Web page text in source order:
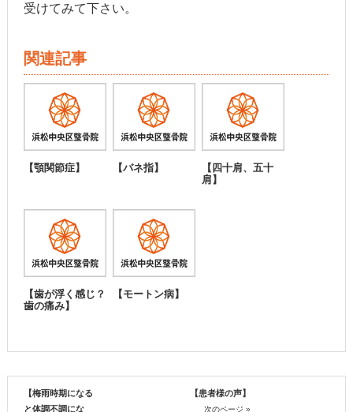
受けてみて下さい。
関連記事
【顎関節症】 【バネ指】
【四十肩、五十
肩】
【歯が浮く感じ？
歯の痛み】
【モートン病】
【梅雨時期になる
と体調不調にな
【患者様の声】
次のページ »